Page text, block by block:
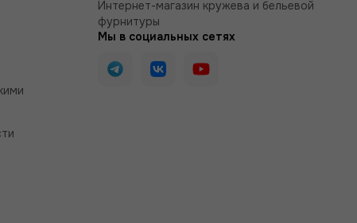
Интернет-магазин кружева и бельевой
фурнитуры
Мы в социальных сетях